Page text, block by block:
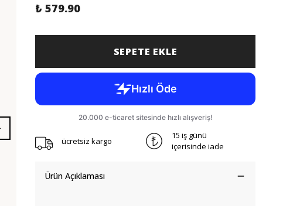
₺ 579.90
SEPETE EKLE
ücretsiz kargo
15 iş günü
içerisinde iade
Ürün Açıklaması